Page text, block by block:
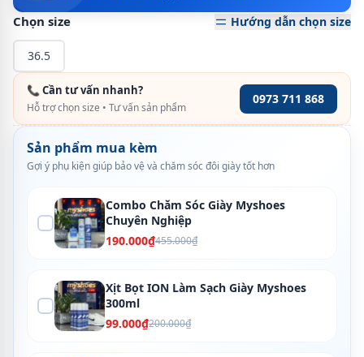
Chọn size Hướng dẫn chọn size
36.5
📞 Cần tư vấn nhanh?
Hỗ trợ chọn size • Tư vấn sản phẩm
0973 711 868
Sản phẩm mua kèm
Gợi ý phụ kiện giúp bảo vệ và chăm sóc đôi giày tốt hơn
Combo Chăm Sóc Giày Myshoes
Chuyên Nghiệp
190.000₫455.000₫
Xịt Bọt ION Làm Sạch Giày Myshoes
300ml
99.000₫200.000₫